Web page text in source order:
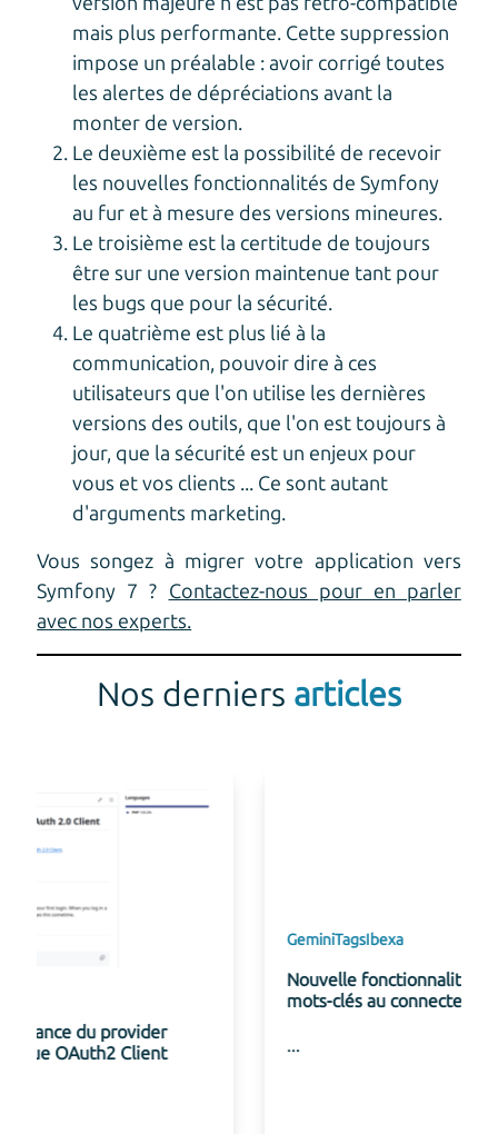
mais plus performante. Cette suppression
impose un préalable : avoir corrigé toutes
les alertes de dépréciations avant la
monter de version.
Le deuxième est la possibilité de recevoir
les nouvelles fonctionnalités de Symfony
au fur et à mesure des versions mineures.
Le troisième est la certitude de toujours
être sur une version maintenue tant pour
les bugs que pour la sécurité.
Le quatrième est plus lié à la
communication, pouvoir dire à ces
utilisateurs que l'on utilise les dernières
versions des outils, que l'on est toujours à
jour, que la sécurité est un enjeux pour
vous et vos clients ... Ce sont autant
d'arguments marketing.
Vous songez à migrer votre application vers
Symfony 7 ? Contactez-nous pour en parler
avec nos experts.
Nos derniers articles
Nouvelle fonctionnalité de suggestion de
mots-clés au connecteur Gemini pour Ibexa
...